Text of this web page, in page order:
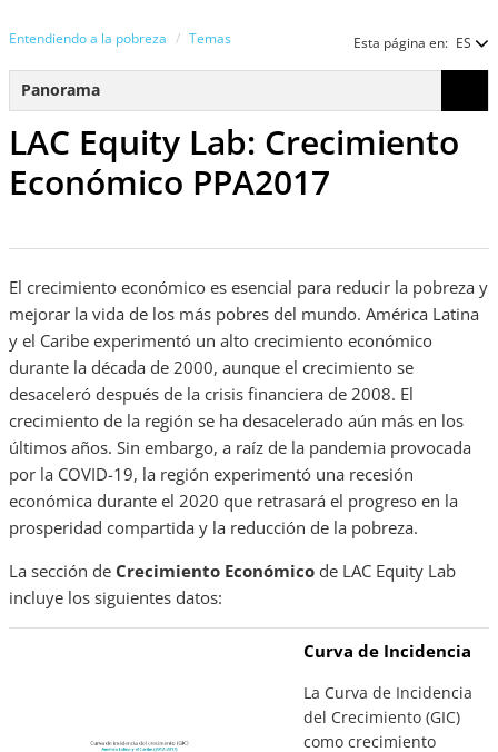
Entendiendo a la pobreza Temas Esta página en: ES
Panorama
LAC Equity Lab: Crecimiento
Económico PPA2017
El crecimiento económico es esencial para reducir la pobreza y
mejorar la vida de los más pobres del mundo. América Latina
y el Caribe experimentó un alto crecimiento económico
durante la década de 2000, aunque el crecimiento se
desaceleró después de la crisis financiera de 2008. El
crecimiento de la región se ha desacelerado aún más en los
últimos años. Sin embargo, a raíz de la pandemia provocada
por la COVID-19, la región experimentó una recesión
económica durante el 2020 que retrasará el progreso en la
prosperidad compartida y la reducción de la pobreza.
La sección de Crecimiento Económico de LAC Equity Lab
incluye los siguientes datos:
Curva de Incidencia
La Curva de Incidencia
del Crecimiento (GIC)
como crecimiento